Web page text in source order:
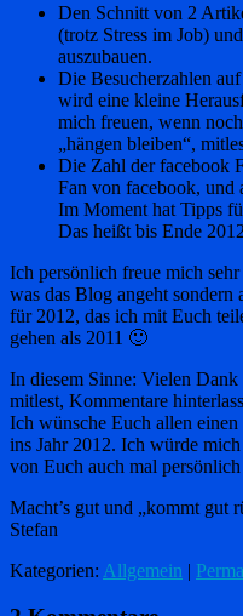
Den Schnitt von 2
(trotz Stress im Job)
auszubauen.
Die Besucherzahlen
wird eine kleine
mich freuen, wenn
„hängen bleiben“,
Die Zahl der facebook
Fan von facebook, und
Im Moment hat Tipps
Das heißt bis Ende
Ich persönlich freue mich
was das Blog angeht
für 2012, das ich mit Euch
gehen als 2011 🙂
In diesem Sinne: Vielen
mitlest, Kommentare
Ich wünsche Euch allen
ins Jahr 2012. Ich würde
von Euch auch mal
Macht’s gut und „kommt gut
Stefan
Kategorien: Allgemein |